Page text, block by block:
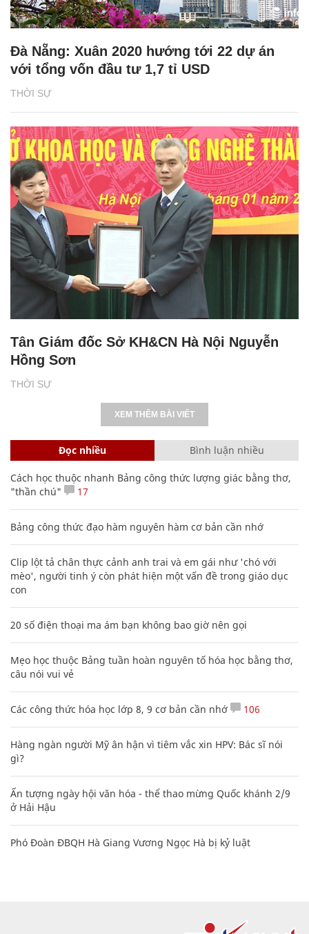
THỜI SỰ
Đà Nẵng: Xuân 2020 hướng tới 22 dự án
với tổng vốn đầu tư 1,7 tỉ USD
THỜI SỰ
Tân Giám đốc Sở KH&CN Hà Nội Nguyễn
Hồng Sơn
XEM THÊM BÀI VIẾT
Đọc nhiều Bình luận nhiều
Cách học thuộc nhanh Bảng công thức lượng giác bằng thơ,
"thần chú"
17
Bảng công thức đạo hàm nguyên hàm cơ bản cần nhớ
Clip lột tả chân thực cảnh anh trai và em gái như 'chó với
mèo', người tinh ý còn phát hiện một vấn đề trong giáo dục
con
20 số điện thoại ma ám bạn không bao giờ nên gọi
Mẹo học thuộc Bảng tuần hoàn nguyên tố hóa học bằng thơ,
câu nói vui vẻ
Các công thức hóa học lớp 8, 9 cơ bản cần nhớ 106
Hàng ngàn người Mỹ ân hận vì tiêm vắc xin HPV: Bác sĩ nói
gì?
Ấn tượng ngày hội văn hóa - thể thao mừng Quốc khánh 2/9
ở Hải Hậu
Phó Đoàn ĐBQH Hà Giang Vương Ngọc Hà bị kỷ luật